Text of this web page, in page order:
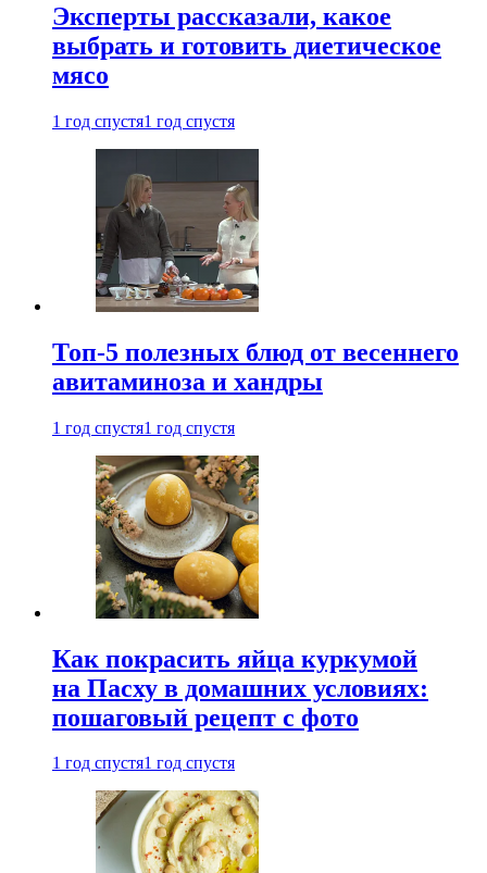
Эксперты рассказали, какое
выбрать и готовить диетическое
мясо
1 год спустя1 год спустя
Топ-5 полезных блюд от весеннего
авитаминоза и хандры
1 год спустя1 год спустя
Как покрасить яйца куркумой
на Пасху в домашних условиях:
пошаговый рецепт с фото
1 год спустя1 год спустя